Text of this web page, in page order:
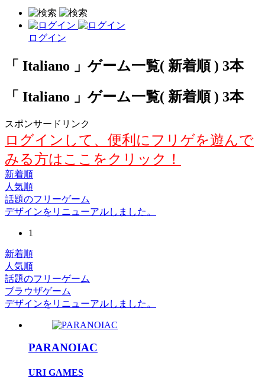
ログイン
「 Italiano 」ゲーム一覧( 新着順 ) 3本
「 Italiano 」ゲーム一覧( 新着順 ) 3本
スポンサードリンク
ログインして、便利にフリゲを遊んで
みる方はここをクリック！
新着順
人気順
話題のフリーゲーム
デザインをリニューアルしました。
1
新着順
人気順
話題のフリーゲーム
ブラウザゲーム
デザインをリニューアルしました。
PARANOIAC
URI GAMES